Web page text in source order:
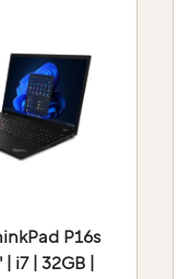
P16s
i7 | 32GB |